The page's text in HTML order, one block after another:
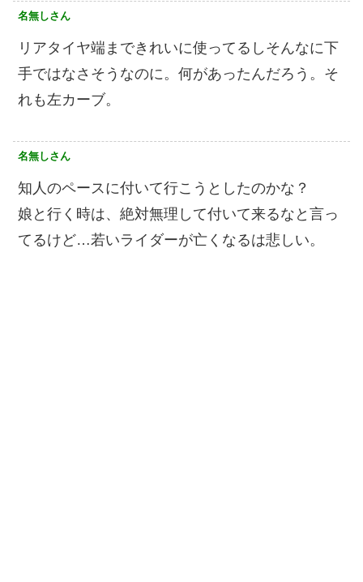
名無しさん
リアタイヤ端まできれいに使ってるしそんなに下
手ではなさそうなのに。何があったんだろう。そ
れも左カーブ。
名無しさん
知人のペースに付いて行こうとしたのかな？
娘と行く時は、絶対無理して付いて来るなと言っ
てるけど…若いライダーが亡くなるは悲しい。